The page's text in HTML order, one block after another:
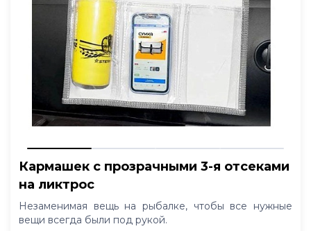
Кармашек с прозрачными 3-я отсеками
на ликтрос
Незаменимая вещь на рыбалке, чтобы все нужные
вещи всегда были под рукой.